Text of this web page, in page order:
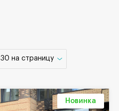
30 на страницу
Новинка